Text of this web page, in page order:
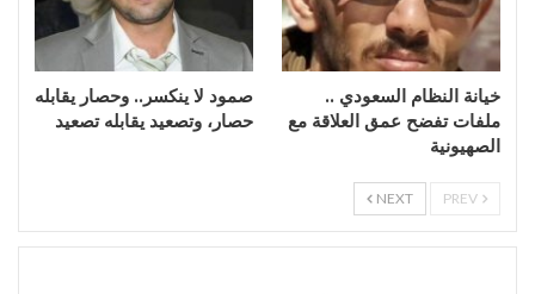
خيانة النظام السعودي ..
ملفات تفضح عمق العلاقة مع
الصهيونية
صمود لا ينكسر.. وحصار يقابله
حصار، وتصعيد يقابله تصعيد
NEXT